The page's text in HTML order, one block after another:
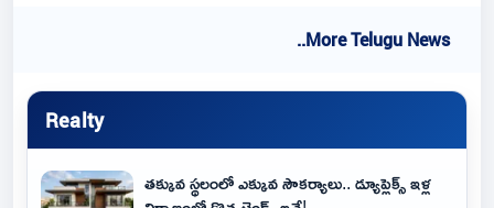
..More Telugu News
Realty
తక్కువ స్థలంలో ఎక్కువ సౌకర్యాలు.. డ్యూప్లెక్స్ ఇళ్ల